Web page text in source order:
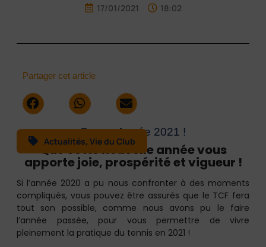
Actualités, Vie du Club
17/01/2021 18:02
Partager cet article
Bonne Année 2021 !
Que cette nouvelle année vous
apporte joie, prospérité et vigueur !
Si l’année 2020 a pu nous confronter à des moments
compliqués, vous pouvez être assurés que le TCF fera
tout son possible, comme nous avons pu le faire
l’année passée, pour vous permettre de vivre
pleinement la pratique du tennis en 2021 !